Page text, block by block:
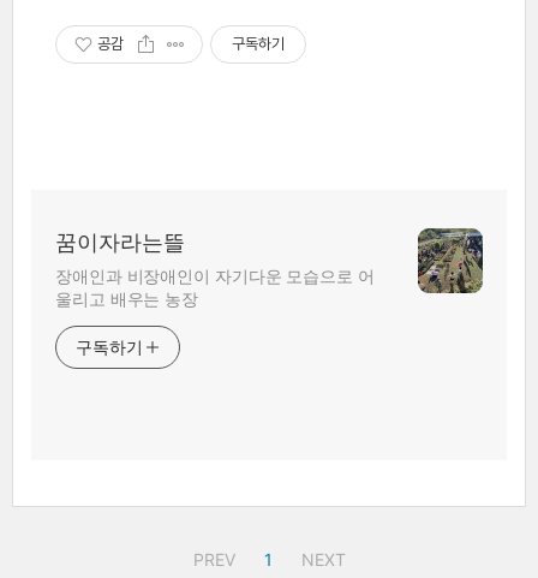
공감 구독하기
꿈이자라는뜰
장애인과 비장애인이 자기다운 모습으로 어
울리고 배우는 농장
구독하기
PREV 1 NEXT